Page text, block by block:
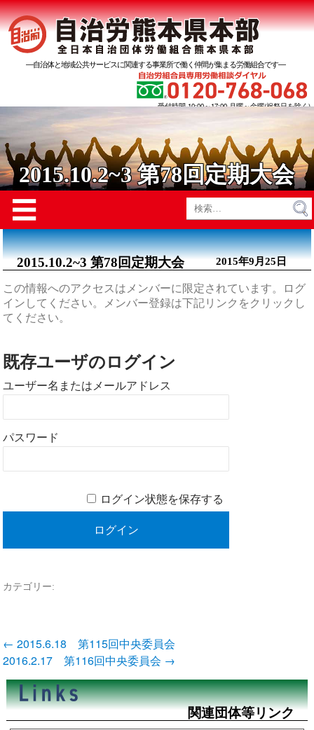
―自治体と地域公共サービスに関連する事業所で働く仲間が集まる労働組合です―
受付時間 10:00～17:00 月曜～金曜(祝祭日を除く)
2015.10.2~3 第78回定期大会
☰
検
索:
2015.10.2~3 第78回定期大会 2015年9月25日
この情報へのアクセスはメンバーに限定されています。ログ
インしてください。メンバー登録は下記リンクをクリックし
てください。
既存ユーザのログイン
ユーザー名またはメールアドレス
パスワード
ログイン状態を保存する
カテゴリー:
投
稿
ナ
ビ
ゲ
ー
シ
← 2015.6.18 第115回中央委員会
2016.2.17 第116回中央委員会 →
関連団体等リンク